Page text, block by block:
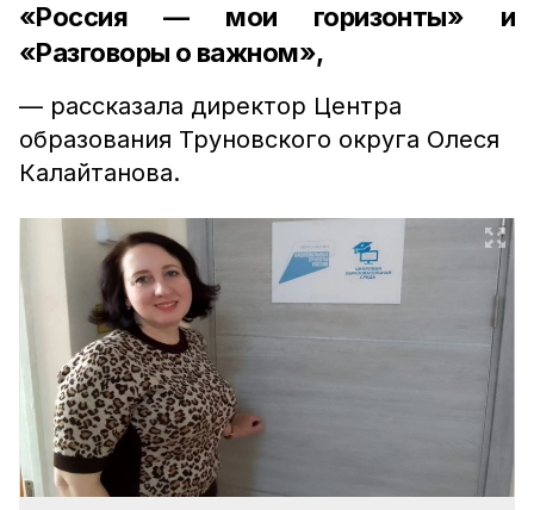
«Россия — мои горизонты» и
«Разговоры о важном»,
— рассказала директор Центра
образования Труновского округа Олеся
Калайтанова.